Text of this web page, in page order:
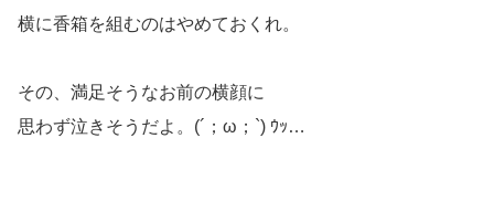
横に香箱を組むのはやめておくれ。
その、満足そうなお前の横顔に
思わず泣きそうだよ。(´；ω；`) ｳｯ…